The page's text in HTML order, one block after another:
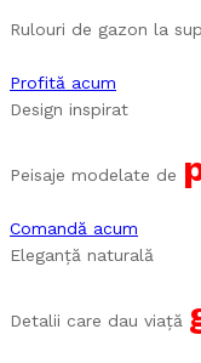
Rulouri de gazon la
Profită acum
Design inspirat
Peisaje modelate de
Comandă acum
Eleganță naturală
Detalii care dau viață